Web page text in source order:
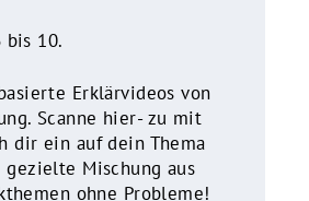
bis 10.
Erklärvideos von
Scanne hier- zu mit
dir ein auf dein Thema
gezielte Mischung aus
ohne Probleme!